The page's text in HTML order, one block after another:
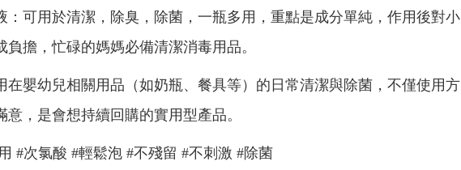
：可用於清潔，除臭，除菌，一瓶多用，重點是成分單純，作用後對小
擔，忙碌的媽媽必備清潔消毒用品。
在嬰幼兒相關用品（如奶瓶、餐具等）的日常清潔與除菌，不僅使用方
，是會想持續回購的實用型產品。
#次氯酸 #輕鬆泡 #不殘留 #不刺激 #除菌